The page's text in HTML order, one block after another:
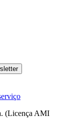
(Licença AMI